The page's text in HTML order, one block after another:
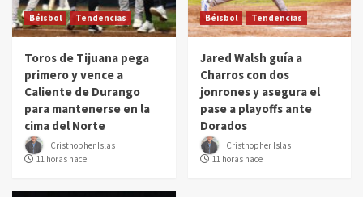
Béisbol Tendencias
Toros de Tijuana pega
primero y vence a
Caliente de Durango
para mantenerse en la
cima del Norte
Cristhopher Islas
11 horas hace
Béisbol Tendencias
Jared Walsh guía a
Charros con dos
jonrones y asegura el
pase a playoffs ante
Dorados
Cristhopher Islas
11 horas hace